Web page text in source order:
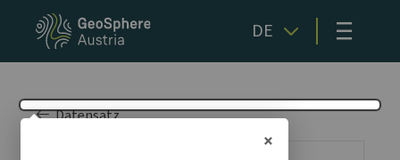
DE ≡
Datensatz
×